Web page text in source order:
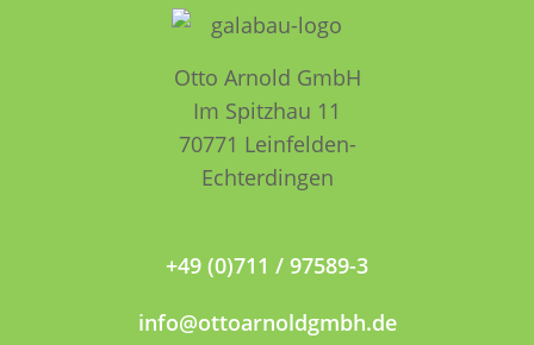
Otto Arnold GmbH
Im Spitzhau 11
70771 Leinfelden­­
Echterdingen
+49 (0)711 / 97589-3
info@ottoarnoldgmbh.de